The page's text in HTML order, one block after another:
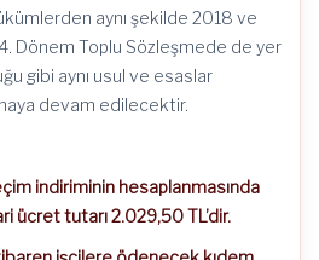
aynı şekilde 2018 ve
4. Dönem Toplu Sözleşmede de yer
gibi aynı usul ve esaslar
devam edilecektir.
indiriminin hesaplanmasında
ücret tutarı 2.029,50 TL’dir.